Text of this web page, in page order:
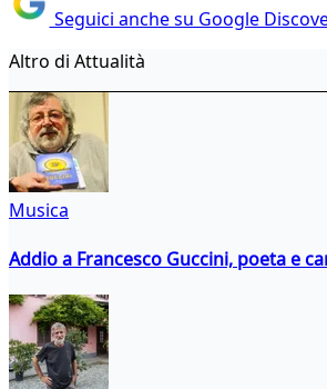
Seguici anche su Google
Altro di Attualità
Musica
Addio a Francesco Guccini, poeta e